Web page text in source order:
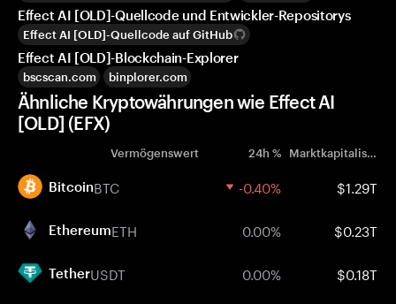
Effect AI [OLD]-Quellcode und Entwickler-Repositorys
Effect AI [OLD]-Quellcode auf GitHub
Effect AI [OLD]-Blockchain-Explorer
bscscan.com binplorer.com
Ähnliche Kryptowährungen wie Effect AI
[OLD] (EFX)
Vermögenswert 24h % Marktkapitalisierung
BitcoinBTC -0.40% $1.29T
EthereumETH 0.00% $0.23T
TetherUSDT 0.00% $0.18T